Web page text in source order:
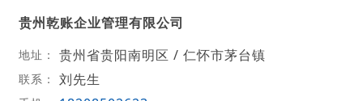
贵州乾账企业管理有限公司
地址： 贵州省贵阳南明区 / 仁怀市茅台镇
联系： 刘先生